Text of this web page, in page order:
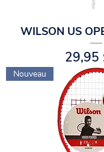
WILSON US
Prix
29,95
Nouveau